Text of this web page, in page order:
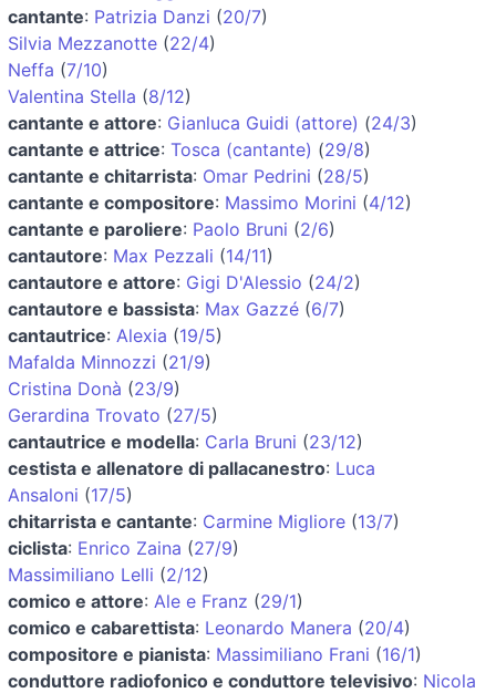
cantante: Patrizia Danzi (20/7)
Silvia Mezzanotte (22/4)
Neffa (7/10)
Valentina Stella (8/12)
cantante e attore: Gianluca Guidi (attore) (24/3)
cantante e attrice: Tosca (cantante) (29/8)
cantante e chitarrista: Omar Pedrini (28/5)
cantante e compositore: Massimo Morini (4/12)
cantante e paroliere: Paolo Bruni (2/6)
cantautore: Max Pezzali (14/11)
cantautore e attore: Gigi D'Alessio (24/2)
cantautore e bassista: Max Gazzé (6/7)
cantautrice: Alexia (19/5)
Mafalda Minnozzi (21/9)
Cristina Donà (23/9)
Gerardina Trovato (27/5)
cantautrice e modella: Carla Bruni (23/12)
cestista e allenatore di pallacanestro: Luca
Ansaloni (17/5)
chitarrista e cantante: Carmine Migliore (13/7)
ciclista: Enrico Zaina (27/9)
Massimiliano Lelli (2/12)
comico e attore: Ale e Franz (29/1)
comico e cabarettista: Leonardo Manera (20/4)
compositore e pianista: Massimiliano Frani (16/1)
conduttore radiofonico e conduttore televisivo: Nicola